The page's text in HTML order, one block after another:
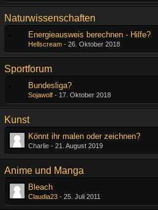
Naturwissenschaften
Energieausweis berechnen - Hilfe?
Hellscream - 26. Oktober 2018
Sportforum
Bundesliga?
Sojawolf - 17. Oktober 2018
Kunst
Könnt ihr malen oder zeichnen?
Charlie - 21. August 2019
Anime und Manga
Bleach
Claudia23 - 25. Juli 2011